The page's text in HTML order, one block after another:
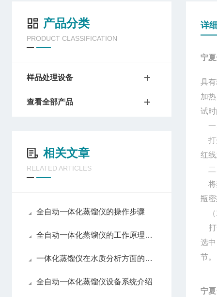
产品分类
PRODUCT CLASSIFICATION
样品处理设备
查看全部产品
相关文章
RELATED ARTICLES
全自动一体化蒸馏仪的操作步骤
全自动一体化蒸馏仪的工作原理及特点
一体化蒸馏仪在水质分析方面的应用
全自动一体化蒸馏仪设备系统介绍
详
宁
具
加
试
红
瓶
（
选
节。
宁